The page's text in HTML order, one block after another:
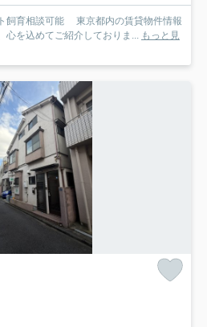
育相談可能 東京都内の賃貸物件情報
心を込めてご紹介しておりま... もっと見